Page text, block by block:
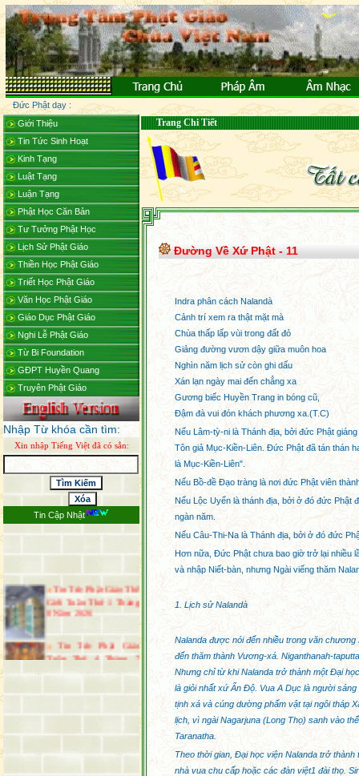
Đức Phật dạy :
Giới Thiệu
Tin Tức Sinh Hoạt
Kinh Tạng
Luật Tạng
Luận Tạng
Phật Học Căn Bản
Tư Tưởng Phật Học
Lịch Sử Phật Giáo
Thiền Học Phật Giáo
Triết Học Phật Giáo
Văn Học Phật Giáo
Giáo Dục Phật Giáo
Nghi Lễ Phật Giáo
Từ Bi Foundation
GĐPT Huyền Quang
Truyên Phật Giáo
Nhập Từ khóa cần tìm:
Xin nhập Tiếng Việt đã có sẳn:
Tin Cập Nhật
Tin Tức Phật Giáo Thế
Giới Tuần Thứ 1 Tháng
8 Năm 2026
Tuần Thứ 4 Tháng 7
Năm 2026
7 Năm 2026
Lan Báo Hiếu Năm 2026
Tin Tức Phật Giáo Thế
7 Năm 2026
Trang Chi Tiết
Đường Về Xứ Phật - 11
Indra phân cách Nalandà
Cảnh trí xem ra thật mặt mà
Chùa thấp lấp vùi trong đất đỏ
Giảng đường vươn dậy giữa muôn hoa
Nghìn năm lịch sử còn ghi dấu
Xán lạn ngày mai đến chẳng xa
Gương biếc Huyền Trang in bóng cũ,
Ðậm đà vui đón khách phương xa.(T.C)
Nếu Lâm-tỳ-ni là Thánh địa, bởi đức Phật
Tôn giả Mục-Kiền-Liên. Ðức Phật đã tán thán
là Mục-Kiền-Liên".
Nếu Bồ-đề Ðạo tràng là nơi đức Phật viên
Nếu Lộc Uyển là thánh địa, bởi ở đó đức Phật
ngàn năm.
Nếu Câu-Thi-Na là Thánh địa, bởi ở đó đức
Hơn nữa, Ðức Phật chưa bao giờ trở lại nhiều
và nhập Niết-bàn, nhưng Ngài viếng thăm
1. Lịch sử Nalandà
Nalanda được nói đến nhiều trong văn
đến thăm thành Vương-xá. Niganthanah-
Nhưng chỉ từ khi Nalanda trở thành một Ðại
là giỏi nhất xứ Ấn Ðộ. Vua A Dục là người
tịnh xá và cúng dường phẩm vật tại ngôi tháp
lịch, vì ngài Nagarjuna (Long Thọ) sanh vào
Taranatha.
Theo thời gian, Ðại học viện Nalanda trở
nhà vua chu cấp hoặc các đàn việt1 đài thọ.